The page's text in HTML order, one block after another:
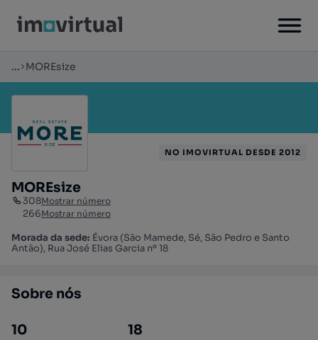
... MOREsize
MOREsize
308Mostrar número
266Mostrar número
Morada da sede: Évora (São Mamede, Sé, São Pedro e Santo
Antão), Rua José Elias Garcia nº 18
NO IMOVIRTUAL DESDE 2012
Sobre nós
10 18